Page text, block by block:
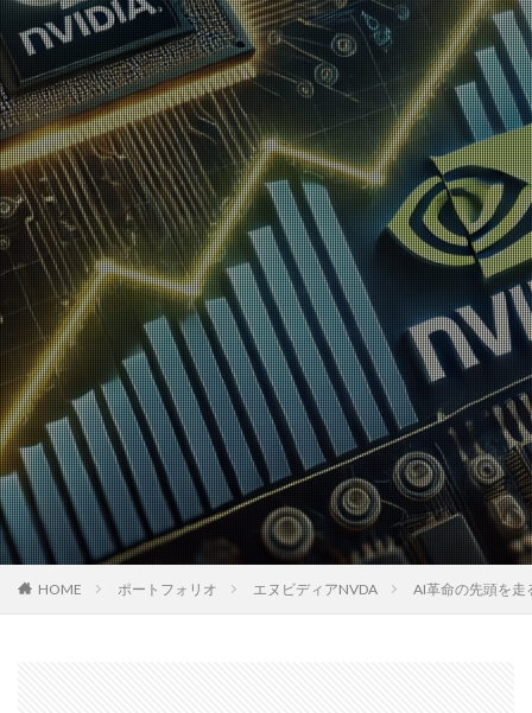
HOME ポートフォリオ エヌビディアNVDA AI革命の先頭を走